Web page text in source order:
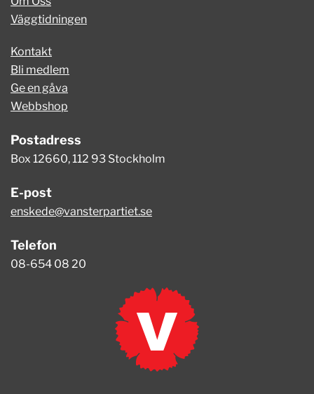
Väggtidningen
Kontakt
Bli medlem
Ge en gåva
Webbshop
Postadress
Box 12660, 112 93 Stockholm
E-post
enskede@vansterpartiet.se
Telefon
08-654 08 20